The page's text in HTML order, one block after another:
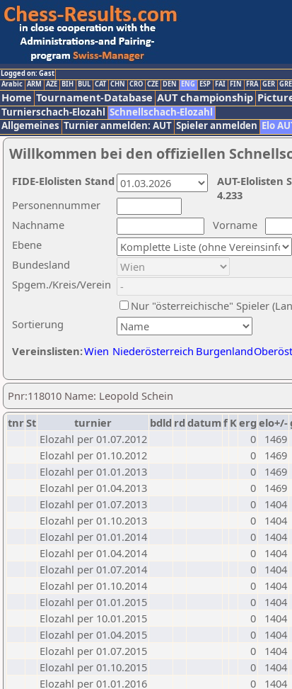
Logged on: Gast
Arabic ARM AZE BIH BUL CAT CHN CRO CZE DEN ENG ESP FAI FIN FRA GER GRE
Home Tournament-Database AUT championship
Turnierschach-Elozahl Schnellschach-Elozahl
Allgemeines Turnier anmelden: AUT Spieler anmelden Elo
Willkommen bei den offiziellen
Nachname
Vorname
Ebene
Sortierung
Personennummer
Bundesland
Spgem./Kreis/Verein
Nur "österreichische" Spieler
Vereinslisten:Wien Niederösterreich Burgenland
AUT-Elolisten
4.233
FIDE-Elolisten Stand
Pnr:118010 Name: Leopold Schein
tnrSt turnier bdld rd datumf Kerg elo+/-
Elozahl per 01.07.2012
0
1469
Elozahl per 01.10.2012
0
1469
Elozahl per 01.01.2013
0
1469
Elozahl per 01.04.2013
0
1469
Elozahl per 01.07.2013
0
1404
Elozahl per 01.10.2013
0
1404
Elozahl per 01.01.2014
0
1404
Elozahl per 01.04.2014
0
1404
Elozahl per 01.07.2014
0
1404
Elozahl per 01.10.2014
0
1404
Elozahl per 01.01.2015
0
1404
Elozahl per 10.01.2015
0
1404
Elozahl per 01.04.2015
0
1404
Elozahl per 01.07.2015
0
1404
Elozahl per 01.10.2015
0
1404
Elozahl per 01.01.2016
0
1404